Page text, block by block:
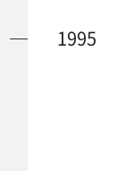
1995